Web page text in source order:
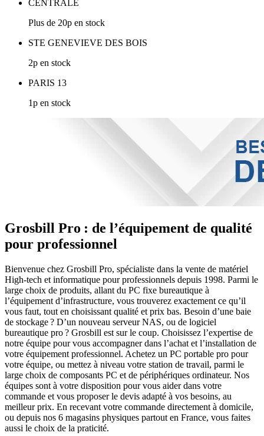
CENTRALE
Plus de 20p en stock
STE GENEVIEVE DES BOIS
2p en stock
PARIS 13
1p en stock
Grosbill Pro : de l’équipement de qualité
pour professionnel
Bienvenue chez Grosbill Pro, spécialiste dans la vente de matériel
High-tech et informatique pour professionnels depuis 1998. Parmi le
large choix de produits, allant du PC fixe bureautique à
l’équipement d’infrastructure, vous trouverez exactement ce qu’il
vous faut, tout en choisissant qualité et prix bas. Besoin d’une baie
de stockage ? D’un nouveau serveur NAS, ou de logiciel
bureautique pro ? Grosbill est sur le coup. Choisissez l’expertise de
notre équipe pour vous accompagner dans l’achat et l’installation de
votre équipement professionnel. Achetez un PC portable pro pour
votre équipe, ou mettez à niveau votre station de travail, parmi le
large choix de composants PC et de périphériques ordinateur. Nos
équipes sont à votre disposition pour vous aider dans votre
commande et vous proposer le devis adapté à vos besoins, au
meilleur prix. En recevant votre commande directement à domicile,
ou depuis nos 6 magasins physiques partout en France, vous faites
aussi le choix de la praticité.